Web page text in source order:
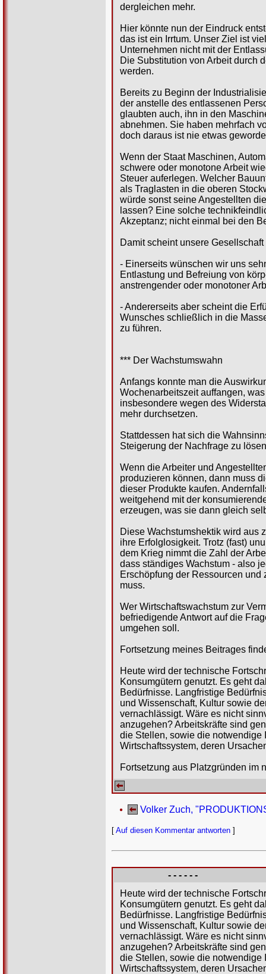
dergleichen mehr.
Hier könnte nun der Eindruck
das ist ein Irrtum. Unser Ziel ist
Unternehmen nicht mit der
Die Substitution von Arbeit durch
werden.
Bereits zu Beginn der
der anstelle des entlassenen
glaubten auch, ihn in den
abnehmen. Sie haben mehrfach
doch daraus ist nie etwas
Wenn der Staat Maschinen,
schwere oder monotone Arbeit
Steuer auferlegen. Welcher
als Traglasten in die oberen
würde sonst seine Angestellten
lassen? Eine solche
Akzeptanz; nicht einmal bei den
Damit scheint unsere
- Einerseits wünschen wir uns
Entlastung und Befreiung von
anstrengender oder monotoner
- Andererseits aber scheint die
Wunsches schließlich in die
zu führen.
*** Der Wachstumswahn
Anfangs konnte man die
Wochenarbeitszeit auffangen,
insbesondere wegen des
mehr durchsetzen.
Stattdessen hat sich die
Steigerung der Nachfrage zu
Wenn die Arbeiter und
produzieren können, dann muss
dieser Produkte kaufen.
weitgehend mit der
erzeugen, was sie dann gleich
Diese Wachstumshektik wird aus
ihre Erfolglosigkeit. Trotz (fast)
dem Krieg nimmt die Zahl der
dass ständiges Wachstum - also
Erschöpfung der Ressourcen
muss.
Wer Wirtschaftswachstum zur
befriedigende Antwort auf die
umgehen soll.
Fortsetzung meines Beitrages
Heute wird der technische
Konsumgütern genutzt. Es geht
Bedürfnisse. Langfristige
und Wissenschaft, Kultur sowie
vernachlässigt. Wäre es nicht
anzugehen? Arbeitskräfte sind
die Stellen, sowie die notwendige
Wirtschaftssystem, deren
Fortsetzung aus Platzgründen im
Volker Zuch,
[ Auf diesen Kommentar antworten ]
- - - - - -
Heute wird der technische
Konsumgütern genutzt. Es geht
Bedürfnisse. Langfristige
und Wissenschaft, Kultur sowie
vernachlässigt. Wäre es nicht
anzugehen? Arbeitskräfte sind
die Stellen, sowie die notwendige
Wirtschaftssystem, deren